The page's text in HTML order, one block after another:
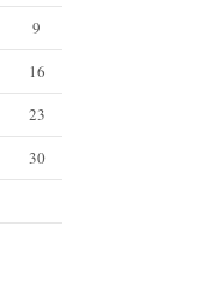
9
16
23
30